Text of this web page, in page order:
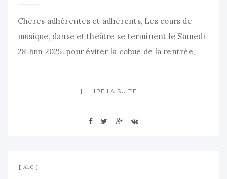
Chères adhérentes et adhérents, Les cours de
musique, danse et théâtre se terminent le Samedi
28 Juin 2025. pour éviter la cohue de la rentrée,
2025/2026: Mercredi 2 juillet de 18h à 21h salle
ProgrammeALC_2025-2026
LIRE LA SUITE
ALC